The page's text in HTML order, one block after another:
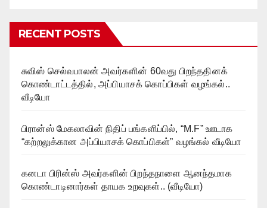
RECENT POSTS
சுவிஸ் செல்வபாலன் அவர்களின் 60வது பிறந்ததினக்
கொண்டாட்டத்தில், அப்பியாசக் கொப்பிகள் வழங்கல்..
வீடியோ
பிரான்ஸ் மேகலாவின் நிதிப் பங்களிப்பில், “M.F” ஊடாக
“கற்றலுக்கான அப்பியாசக் கொப்பிகள்” வழங்கல் வீடியோ
கனடா பிரின்ஸ் அவர்களின் பிறந்தநாளை ஆனந்தமாக
கொண்டாடினார்கள் தாயக உறவுகள்.. (வீடியோ)